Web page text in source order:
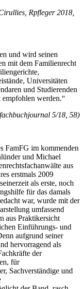
Rpfleger 2018,
und wird seinen
mit dem Familienrecht
Universitäten
und Studierenden
empfohlen werden.“
5/18, 58)
FamFG im kommenden
und Michael
aus
erstmals 2009
als erste, noch
für das damals
war, wurde mit der
umfassend
aus Praktikersicht
Einführungs- und
aufgrund seiner
hervorragend als
der
für
Sachverständige und